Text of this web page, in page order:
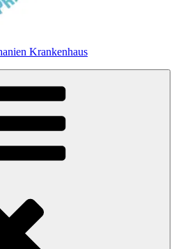
Krankenhaus